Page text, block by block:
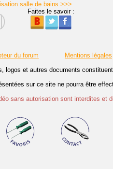
salle de bains >>>
Faites le savoir :
du forum
Mentions légales
logos et autres documents
sur ce site ne pourra être
sans autorisation sont interdites et